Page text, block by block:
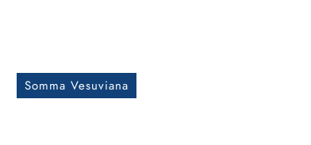
Somma Vesuviana